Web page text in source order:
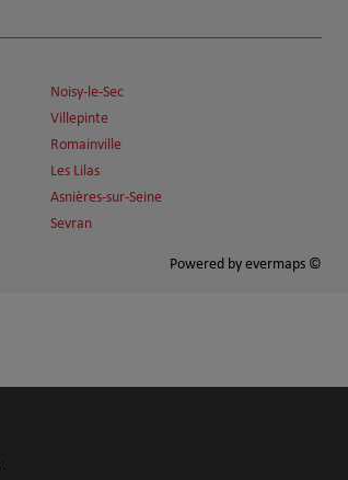
Noisy-le-Sec
Villepinte
Romainville
Les Lilas
Asnières-sur-Seine
Sevran
Powered by evermaps ©